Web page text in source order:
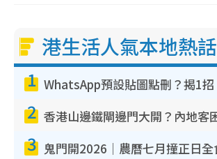
港生活人氣本地熱話
1
2
3